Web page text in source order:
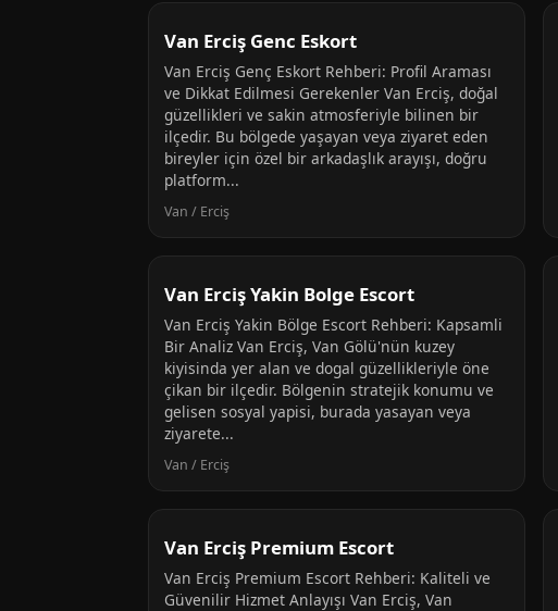
Van Erciş Genc Eskort
Van Erciş Genç Eskort Rehberi: Profil Araması
ve Dikkat Edilmesi Gerekenler Van Erciş, doğal
güzellikleri ve sakin atmosferiyle bilinen bir
ilçedir. Bu bölgede yaşayan veya ziyaret eden
bireyler için özel bir arkadaşlık arayışı, doğru
platform...
Van / Erciş
Van Erciş Yakin Bolge Escort
Van Erciş Yakin Bölge Escort Rehberi: Kapsamli
Bir Analiz Van Erciş, Van Gölü'nün kuzey
kiyisinda yer alan ve dogal güzellikleriyle öne
çikan bir ilçedir. Bölgenin stratejik konumu ve
gelisen sosyal yapisi, burada yasayan veya
ziyarete...
Van / Erciş
Van Erciş Premium Escort
Van Erciş Premium Escort Rehberi: Kaliteli ve
Güvenilir Hizmet Anlayışı Van Erciş, Van